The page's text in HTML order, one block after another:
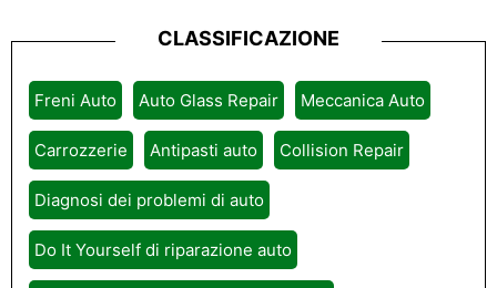
CLASSIFICAZIONE
Freni Auto Auto Glass Repair Meccanica Auto
Carrozzerie Antipasti auto Collision Repair
Diagnosi dei problemi di auto
Do It Yourself di riparazione auto